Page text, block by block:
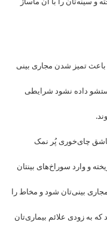
تمیز شدن مجاری بینی
داده نشود شرایطی
چای‌خوری پُر نمک
و وارد سوراخ‌های بینتان
بینی‌تان شود و مخاط را
که به زودی علائم بیماری‌تان